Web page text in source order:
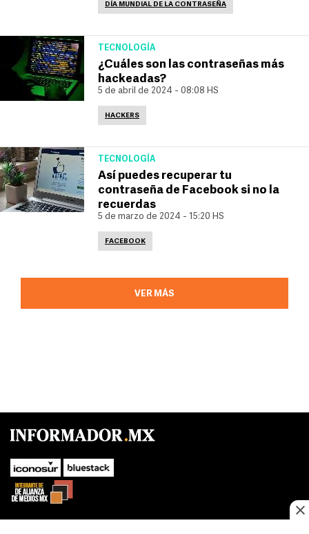
DÍA MUNDIAL DE LA CONTRASEÑA
TECNOLOGÍA
¿Cuáles son las contraseñas más
hackeadas?
5 de abril de 2024 - 08:08 HS
HACKERS
TECNOLOGÍA
Así puedes recuperar tu
contraseña de Facebook si no la
recuerdas
5 de marzo de 2024 - 15:20 HS
FACEBOOK
VER MÁS